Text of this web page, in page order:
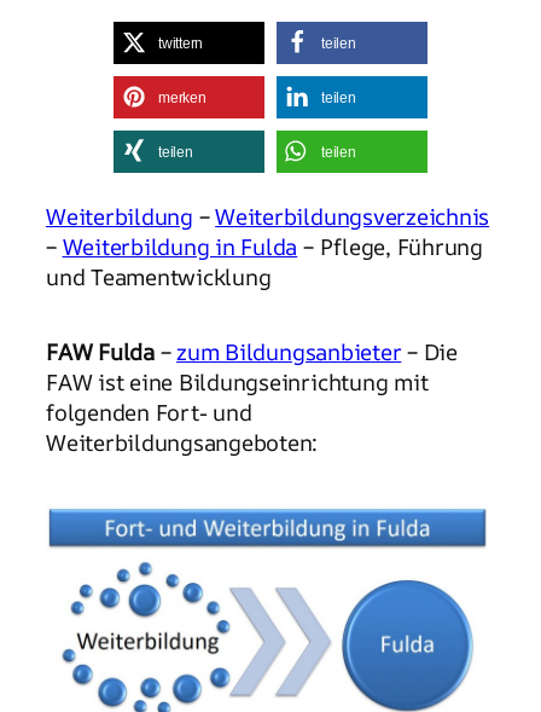
twittern teilen
merken teilen
teilen teilen
Weiterbildung –Weiterbildungsverzeichnis
–Weiterbildung in Fulda – Pflege, Führung
und Teamentwicklung
FAW Fulda–zum Bildungsanbieter– Die
FAW ist eine Bildungseinrichtung mit
folgenden Fort- und
Weiterbildungsangeboten: